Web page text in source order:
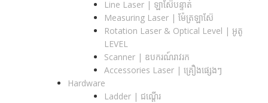
Line Laser | ឡាស៊ែបន្ទាត់
Measuring Laser | ម៉ែត្រឡាស៊ែ
Rotation Laser & Optical Level | អូតូ
LEVEL
Scanner | ឧបករណ៍រាវរក
Accessories Laser | គ្រឿងផ្សេងៗ
Hardware
Ladder | ជណ្តើរ